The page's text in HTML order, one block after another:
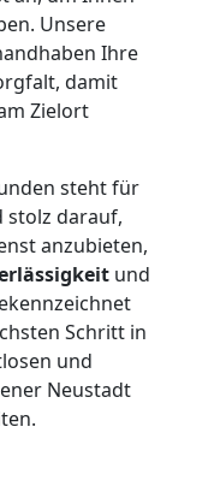
Unsere
Ihre
damit
Zielort
steht für
stolz darauf,
anzubieten,
und
Schritt in
und
Neustadt